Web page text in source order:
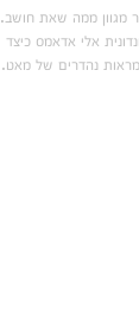
מגוון ממה שאת חושב.
אלי אדאמס כיצד